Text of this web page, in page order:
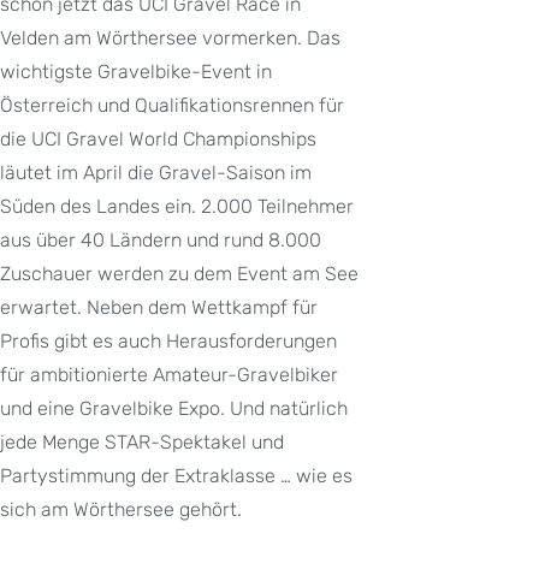
schon jetzt das UCI Gravel Race in
Velden am Wörthersee vormerken. Das
wichtigste Gravelbike-Event in
Österreich und Qualifikationsrennen für
die UCI Gravel World Championships
läutet im April die Gravel-Saison im
Süden des Landes ein. 2.000 Teilnehmer
aus über 40 Ländern und rund 8.000
Zuschauer werden zu dem Event am See
erwartet. Neben dem Wettkampf für
Profis gibt es auch Herausforderungen
für ambitionierte Amateur-Gravelbiker
und eine Gravelbike Expo. Und natürlich
jede Menge STAR-Spektakel und
Partystimmung der Extraklasse … wie es
sich am Wörthersee gehört.